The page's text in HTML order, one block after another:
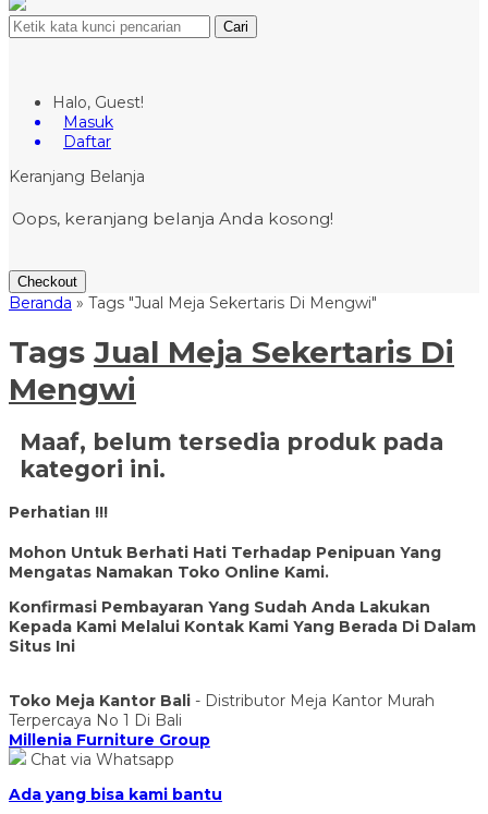
Cari
Halo, Guest!
Masuk
Daftar
Keranjang Belanja
Oops, keranjang belanja Anda kosong!
Checkout
Beranda » Tags "Jual Meja Sekertaris Di Mengwi"
Tags Jual Meja Sekertaris Di
Mengwi
Maaf, belum tersedia produk pada
kategori ini.
Perhatian !!!
Mohon Untuk Berhati Hati Terhadap Penipuan Yang
Mengatas Namakan Toko Online Kami.
Konfirmasi Pembayaran Yang Sudah Anda Lakukan
Kepada Kami Melalui Kontak Kami Yang Berada Di Dalam
Situs Ini
Toko Meja Kantor Bali - Distributor Meja Kantor Murah
Terpercaya No 1 Di Bali
Millenia Furniture Group
Chat via Whatsapp
Ada yang bisa kami bantu